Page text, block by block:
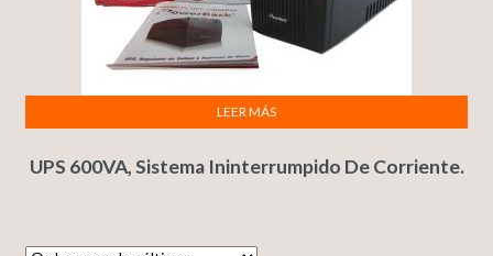
UPS 600VA, Sistema Ininterrumpido De Corriente.
LEER MÁS